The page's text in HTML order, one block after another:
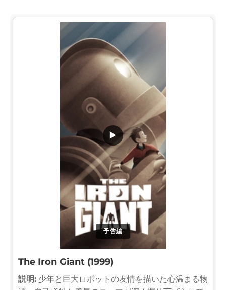
予告編
▶
The Iron Giant (1999)
説明: 少年と巨大ロボットの友情を描いた心温まる物